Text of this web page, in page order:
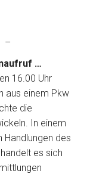
&
Ihrer
| anzeige
–
…
16.00 Uhr
aus einem Pkw
die
In einem
Handlungen des
es sich